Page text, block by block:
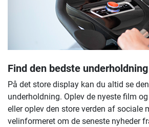
Find den bedste underholdning
På det store display kan du altid se
underholdning. Oplev de nyeste film
eller oplev den store verden af sociale
velinformeret om de seneste nyheder